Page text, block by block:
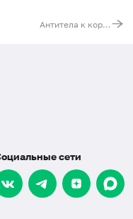
Антитела к коронавирусу SARS-CoV-2 (COVID19), к спайковому (S) и нуклеокапсидному (N) белкам, IgG, качественно
сети